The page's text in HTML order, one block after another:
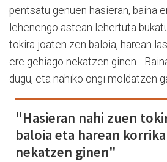
pentsatu genuen hasieran, baina
lehenengo astean lehertuta
tokira joaten zen baloia, harean
ere gehiago nekatzen ginen...
dugu, eta nahiko ongi moldatzen
"Hasieran nahi zuen
baloia eta harean
nekatzen ginen"